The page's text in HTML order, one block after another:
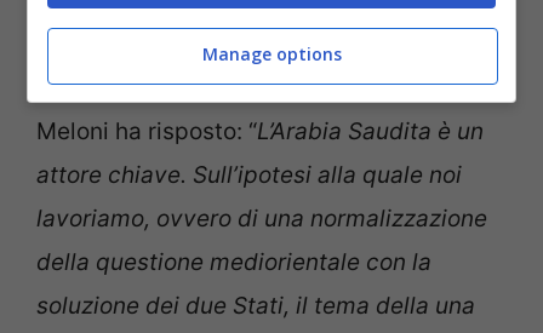
In riferimento alruolo che i sauditi
possono giocare nella crisi mediorientale,
Meloni ha risposto: “L’Arabia Saudita è un
attore chiave. Sull’ipotesi alla quale noi
lavoriamo, ovvero di una normalizzazione
della questione mediorientale con la
soluzione dei due Stati, il tema della una
Manage options